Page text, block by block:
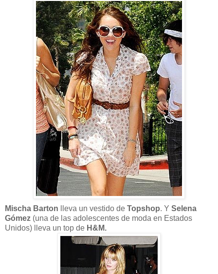
Mischa Barton lleva un vestido de Topshop. Y Selena
Gómez (una de las adolescentes de moda en Estados
Unidos) lleva un top de H&M.